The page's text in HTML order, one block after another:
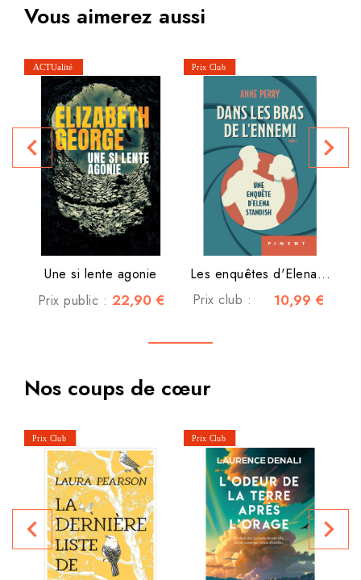
Vous aimerez aussi
Une si lente agonie
Prix public : 22,90 €
Les enquêtes d'Elena...
Prix club :
10,99 €
navigate_before navigate_next
Nos coups de cœur
navigate_before navigate_next